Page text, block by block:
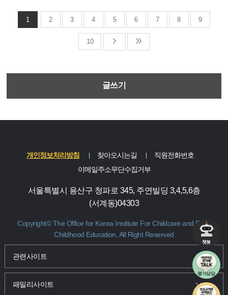
챗봇
평가상담
1 2 3 4 5 6 7 8 9
10
글쓰기
개인정보처리방침 찾아오시는길
직원전화번호
이메일주소무단수집거부
서울특별시 용산구 청파로 345, 주연빌딩 3,4,5,6층
(서계동)04303
Copyright© The Office for Korea Institute For Childcare and Early
Childhood Education, All Right Reserved
관련사이트 및 패밀리사이트 바로가기
관련사이트
패밀리사이트